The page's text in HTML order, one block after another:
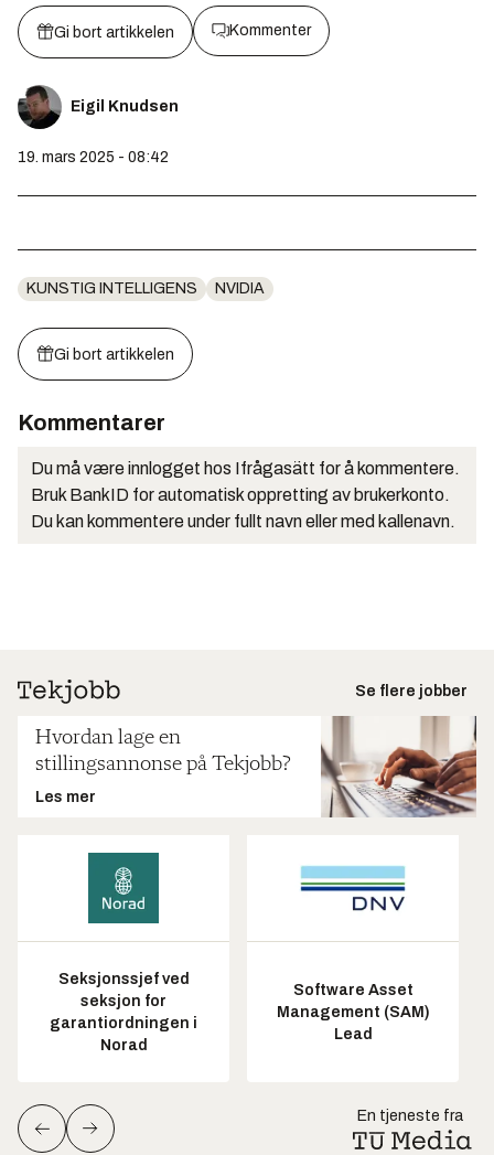
Gi bort artikkelen Kommenter
Eigil Knudsen
19. mars 2025 - 08:42
KUNSTIG INTELLIGENS NVIDIA
Gi bort artikkelen
Kommentarer
Du må være innlogget hos Ifrågasätt for å kommentere.
Bruk BankID for automatisk oppretting av brukerkonto.
Du kan kommentere under fullt navn eller med kallenavn.
Se flere jobber
Hvordan lage en
stillingsannonse på Tekjobb?
Les mer
Seksjonssjef ved
seksjon for
garantiordningen i
Norad
Software Asset
Management (SAM)
Lead
En tjeneste fra